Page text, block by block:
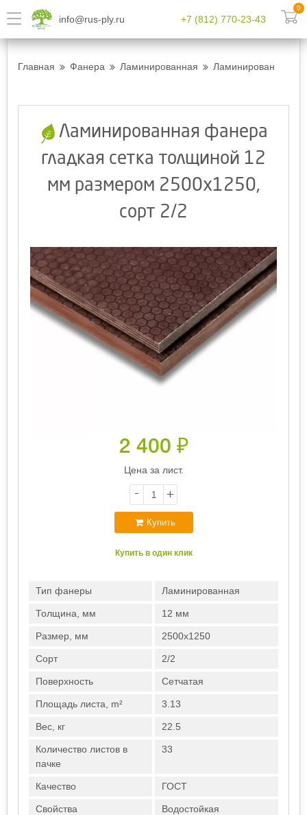
info@rus-ply.ru +7 (812) 770-23-43
0
Главная Фанера Ламинированная Ламинированная
Ламинированная фанера
гладкая сетка толщиной 12
мм размером 2500х1250,
сорт 2/2
2 400 ₽
Цена за лист.
- +
Купить
Купить в один клик
Тип фанеры Ламинированная
Толщина, мм 12 мм
Размер, мм 2500х1250
Сорт 2/2
Поверхность Сетчатая
Площадь листа, m² 3.13
Вес, кг 22.5
Количество листов в
пачке
33
Качество ГОСТ
Свойства Водостойкая